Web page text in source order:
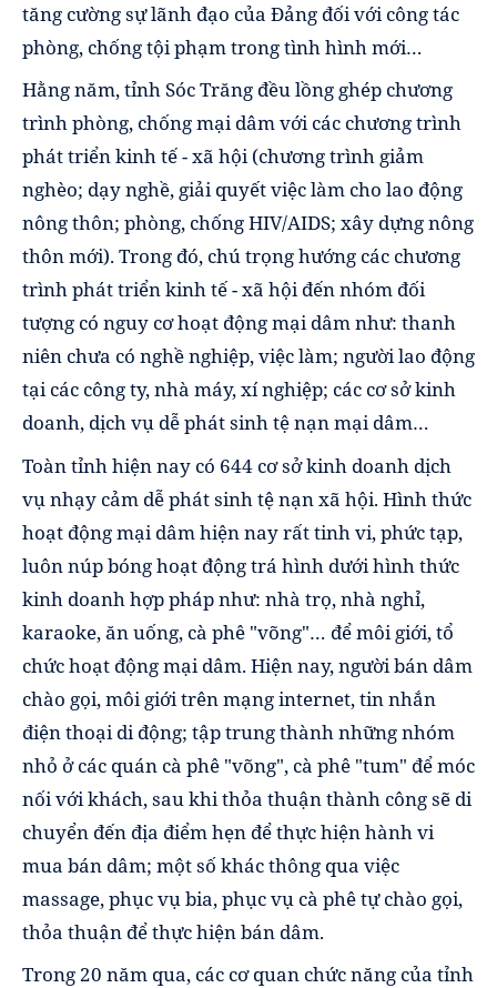
tăng cường sự lãnh đạo của Đảng đối với công tác
phòng, chống tội phạm trong tình hình mới…
Hằng năm, tỉnh Sóc Trăng đều lồng ghép chương
trình phòng, chống mại dâm với các chương trình
phát triển kinh tế - xã hội (chương trình giảm
nghèo; dạy nghề, giải quyết việc làm cho lao động
nông thôn; phòng, chống HIV/AIDS; xây dựng nông
thôn mới). Trong đó, chú trọng hướng các chương
trình phát triển kinh tế - xã hội đến nhóm đối
tượng có nguy cơ hoạt động mại dâm như: thanh
niên chưa có nghề nghiệp, việc làm; người lao động
tại các công ty, nhà máy, xí nghiệp; các cơ sở kinh
doanh, dịch vụ dễ phát sinh tệ nạn mại dâm…
Toàn tỉnh hiện nay có 644 cơ sở kinh doanh dịch
vụ nhạy cảm dễ phát sinh tệ nạn xã hội. Hình thức
hoạt động mại dâm hiện nay rất tinh vi, phức tạp,
luôn núp bóng hoạt động trá hình dưới hình thức
kinh doanh hợp pháp như: nhà trọ, nhà nghỉ,
karaoke, ăn uống, cà phê "võng"… để môi giới, tổ
chức hoạt động mại dâm. Hiện nay, người bán dâm
chào gọi, môi giới trên mạng internet, tin nhắn
điện thoại di động; tập trung thành những nhóm
nhỏ ở các quán cà phê "võng", cà phê "tum" để móc
nối với khách, sau khi thỏa thuận thành công sẽ di
chuyển đến địa điểm hẹn để thực hiện hành vi
mua bán dâm; một số khác thông qua việc
massage, phục vụ bia, phục vụ cà phê tự chào gọi,
thỏa thuận để thực hiện bán dâm.
Trong 20 năm qua, các cơ quan chức năng của tỉnh